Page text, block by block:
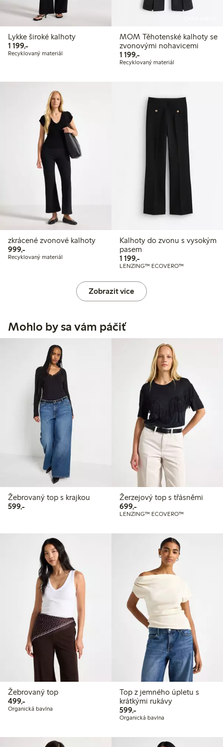
Lykke široké kalhoty
1 199,-1 199,00 Kč
Recyklovaný materiál
MOM Těhotenské kalhoty se
zvonovými nohavicemi
1 199,-1 199,00 Kč
Recyklovaný materiál
zkrácené zvonové kalhoty
999,-999,00 Kč
Recyklovaný materiál
Kalhoty do zvonu s vysokým
pasem
1 199,-1 199,00 Kč
LENZING™ ECOVERO™
Zobrazit více
Mohlo by sa vám páčiť
Žebrovaný top s krajkou
599,-599,00 Kč
Žerzejový top s třásněmi
699,-699,00 Kč
LENZING™ ECOVERO™
Žebrovaný top
499,-499,00 Kč
Organická bavlna
Top z jemného úpletu s
krátkými rukávy
599,-599,00 Kč
Organická bavlna